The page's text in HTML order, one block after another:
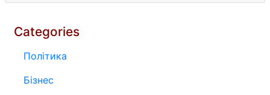
Categories
Політика
Бізнес